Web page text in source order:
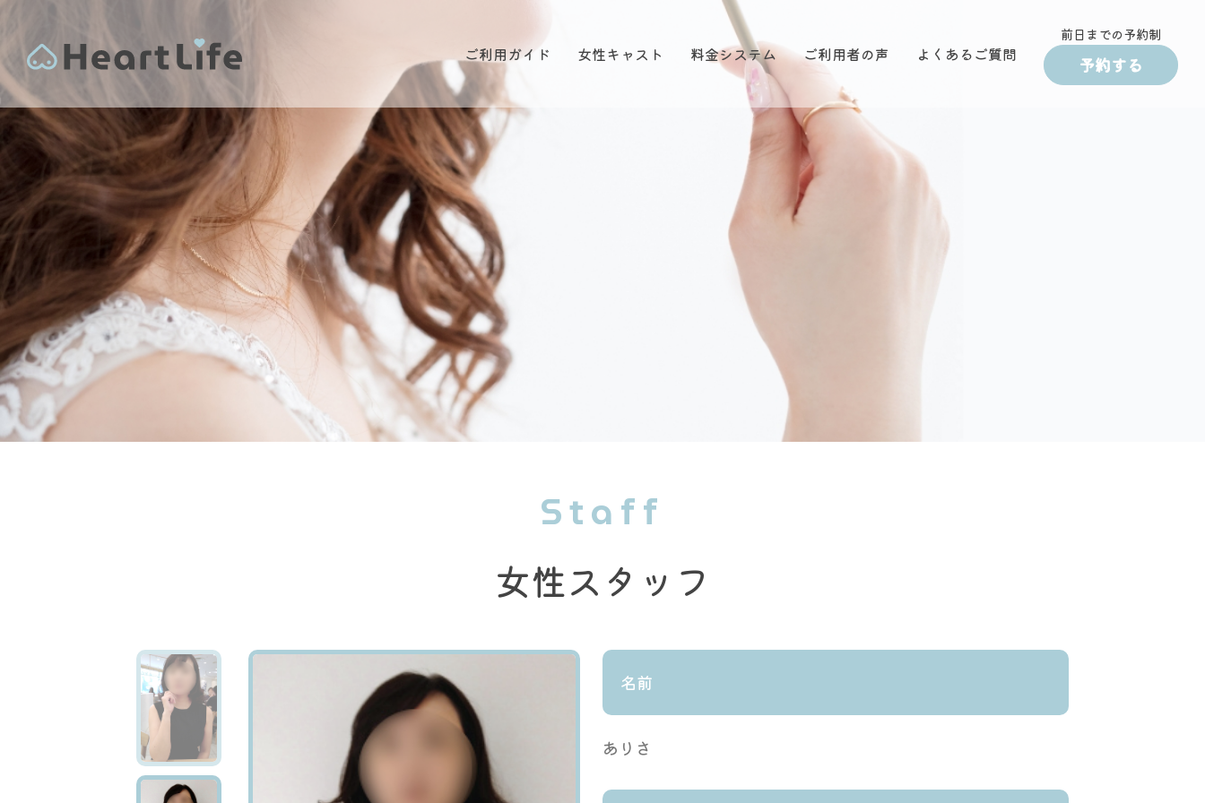
ご利用ガイド 女性キャスト 料金システム ご利用者の声 よくあるご質問
前日までの予約制
予約する
Staff
女性スタッフ
名前
ありさ